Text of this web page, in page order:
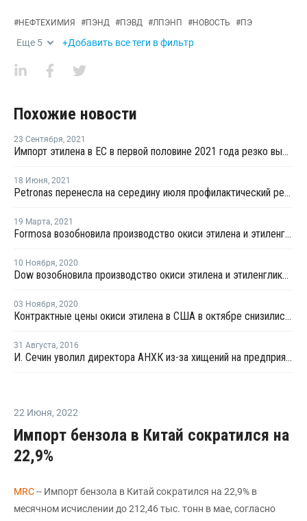
#НЕФТЕХИМИЯ #ПЭНД #ПЭВД #ЛПЭНП #НОВОСТЬ #ПЭ
Еще 5 +Добавить все теги в фильтр
Похожие новости
23 Сентября, 2021
Импорт этилена в ЕС в первой половине 2021 года резко вырос
18 Июня, 2021
Petronas перенесла на середину июля профилактический ремонт крекинг-установки в Кертехе
19 Марта, 2021
Formosa возобновила производство окиси этилена и этиленгликоля в Пойнт-Комфорт
10 Ноября, 2020
Dow возобновила производство окиси этилена и этиленгликоля в Техасе
03 Ноября, 2020
Контрактные цены окиси этилена в США в октябре снизились на USD13 за тонну
31 Августа, 2016
И. Сечин уволил директора АНХК из-за хищений на предприятии - СМИ
22 Июня, 2022
Импорт бензола в Китай сократился на
22,9%
MRC-- Импорт бензола в Китай сократился на 22,9% в
месячном исчислении до 212,46 тыс. тонн в мае, согласно